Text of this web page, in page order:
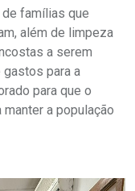
famílias que
além de limpeza
a serem
para a
para que o
a população